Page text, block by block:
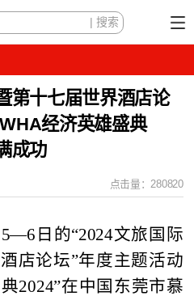
第十七届世界酒店论
经济英雄盛典
成功
点击量：280820
日的“2024文旅国际
店论坛”年度主题活动
2024”在中国东莞市慕